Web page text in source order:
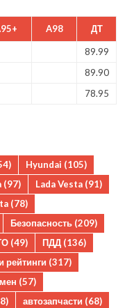
A98 ДТ
89.99
89.90
78.95
Hyundai (105)
(97) Lada Vesta (91)
(78)
Безопасность (209)
(49) ПДД (136)
рейтинги (317)
(57)
автозапчасти (68)